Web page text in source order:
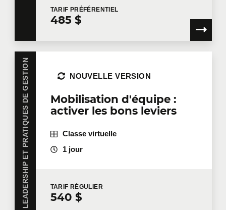
TARIF PRÉFÉRENTIEL
485 $
LEADERSHIP ET PRATIQUES DE GESTION
Mobilisation d'équipe :
activer les bons leviers
NOUVELLE VERSION
Classe virtuelle
1 jour
TARIF RÉGULIER
540 $